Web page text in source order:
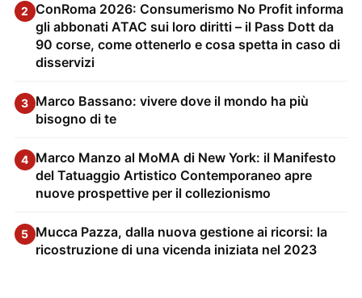
2 ConRoma 2026: Consumerismo No Profit informa
gli abbonati ATAC sui loro diritti – il Pass Dott da
90 corse, come ottenerlo e cosa spetta in caso di
disservizi
3 Marco Bassano: vivere dove il mondo ha più
bisogno di te
4 Marco Manzo al MoMA di New York: il Manifesto
del Tatuaggio Artistico Contemporaneo apre
nuove prospettive per il collezionismo
5 Mucca Pazza, dalla nuova gestione ai ricorsi: la
ricostruzione di una vicenda iniziata nel 2023